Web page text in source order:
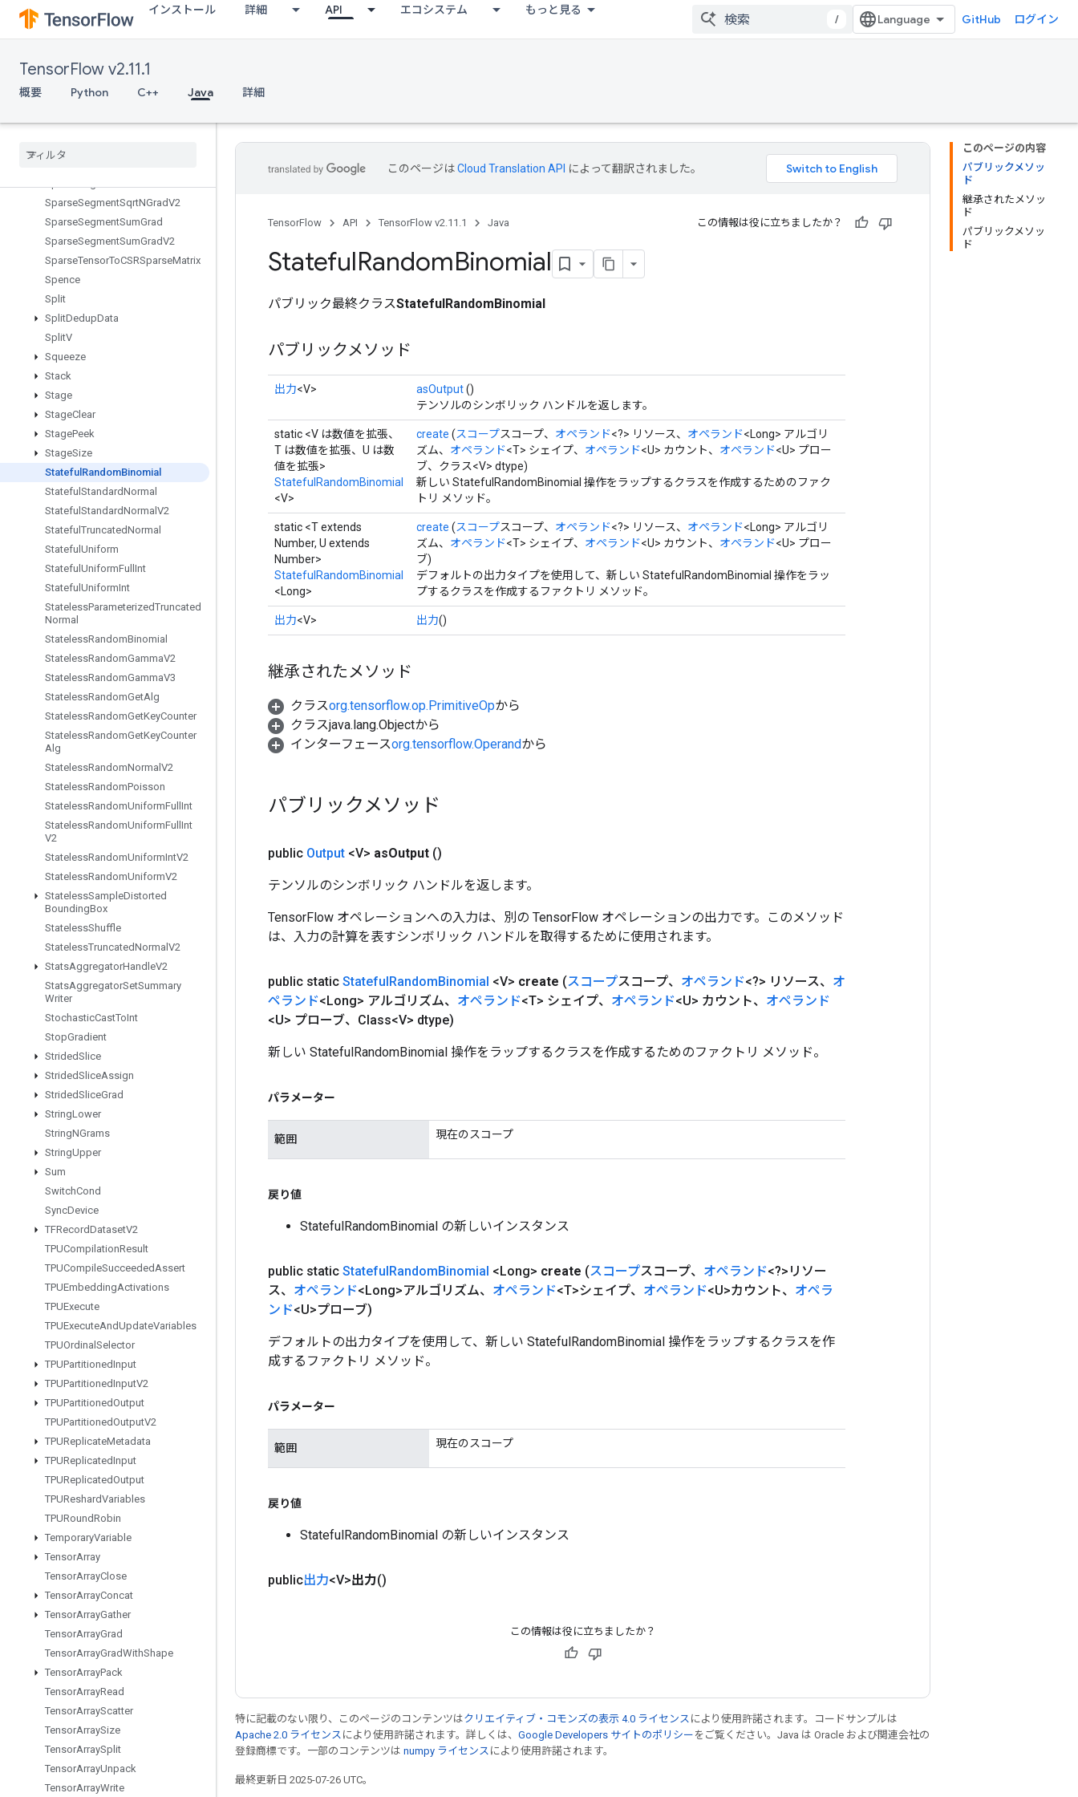
インストール 詳細 API エコシステム もっと見る
/ GitHub ログイン
TensorFlow v2.11.1
概要 Python C++ Java 詳細
SparseMatrixMul
SparseMatrixNNZ
SparseMatrixSoftmax
SparseMatrixSoftmaxGrad
SparseMatrixSparseMatMul
SparseSegmentSqrtNGradV2
SparseSegmentSumGrad
SparseSegmentSumGradV2
SparseTensorToCSRSparseMatrix
Spence
Split
SplitDedupData
SplitV
Squeeze
Stack
Stage
StageClear
StagePeek
StageSize
Stateful RandomBinomial
Stateful StandardNormal
Stateful StandardNormal V2
Stateful TruncatedNormal
Stateful Uniform
Stateful UniformFull Int
Stateful UniformInt
StatelessParameterizedTruncated
Normal
StatelessRandomBinomial
StatelessRandomGammaV2
StatelessRandomGammaV3
StatelessRandomGetAlg
StatelessRandomGetKeyCounter
StatelessRandomGetKeyCounter
Alg
StatelessRandomNormal V2
StatelessRandomPoisson
StatelessRandomUniformFull Int
StatelessRandomUniformFull Int
V2
StatelessRandomUniformIntV2
StatelessRandomUniformV2
StatelessSampleDistorted
BoundingBox
StatelessShuffle
StatelessTruncatedNormal V2
StatsAggregatorHandleV2
StatsAggregatorSetSummary
Writer
StochasticCastToInt
StopGradient
StridedSlice
StridedSliceAssign
StridedSliceGrad
StringLower
StringNGrams
StringUpper
Sum
SwitchCond
SyncDevice
TFRecordDatasetV2
TPUCompilationResult
TPUCompileSucceededAssert
TPUEmbeddingActivations
TPUExecute
TPUExecuteAndUpdateVariables
TPUOrdinal Selector
TPUPartitionedInput
TPUPartitionedInputV2
TPUPartitionedOutput
TPUPartitionedOutputV2
TPUReplicateMetadata
TPUReplicatedInput
TPUReplicatedOutput
TPUReshardVariables
TPURoundRobin
TemporaryVariable
TensorArray
TensorArrayClose
TensorArrayConcat
TensorArrayGather
TensorArrayGrad
TensorArrayGradWithShape
TensorArrayPack
TensorArrayRead
TensorArrayScatter
TensorArraySize
TensorArraySplit
TensorArrayUnpack
TensorArrayWrite
このページの内容
パブリックメソッ
ド
継承されたメソッ
ド
パブリックメソッ
ド
このページはCloud Translation API によって翻訳されました。
TensorFlow API TensorFlow v2.11.1 Java この情報は役に立ちましたか？
StatefulRandomBinomial
パブリック最終クラスStatefulRandomBinomial
パブリックメソッド
出力<V> asOutput()
テンソルのシンボリック ハンドルを返します。
static <V は数値を拡張、
T は数値を拡張、U は数
値を拡張>
StatefulRandomBinomial
<V>
create (スコープスコープ、 オペランド<?> リソース、 オペランド<Long> アルゴリ
ズム、 オペランド<T> シェイプ、 オペランド<U> カウント、 オペランド<U> プロー
ブ、クラス<V> dtype)
新しい StatefulRandomBinomial 操作をラップするクラスを作成するためのファク
トリ メソッド。
static <T extends
Number, U extends
Number>
StatefulRandomBinomial
<Long>
create (スコープスコープ、 オペランド<?> リソース、 オペランド<Long> アルゴリ
ズム、 オペランド<T> シェイプ、 オペランド<U> カウント、 オペランド<U> プロー
ブ)
デフォルトの出力タイプを使用して、新しい StatefulRandomBinomial 操作をラッ
プするクラスを作成するファクトリ メソッド。
出力<V> 出力()
継承されたメソッド
クラスorg.tensorflow.op.PrimitiveOpから
クラスjava.lang.Objectから
インターフェースorg.tensorflow.Operandから
パブリックメソッド
public Output <V> asOutput ()
テンソルのシンボリック ハンドルを返します。
TensorFlow オペレーションへの入力は、別の TensorFlow オペレーションの出力です。このメソッド
は、入力の計算を表すシンボリック ハンドルを取得するために使用されます。
public static StatefulRandomBinomial <V> create (スコープスコープ、 オペランド<?> リソース、 オ
ペランド<Long> アルゴリズム、 オペランド<T> シェイプ、 オペランド<U> カウント、 オペランド
<U> プローブ、Class<V> dtype)
新しい StatefulRandomBinomial 操作をラップするクラスを作成するためのファクトリ メソッド。
パラメーター
範囲 現在のスコープ
戻り値
StatefulRandomBinomial の新しいインスタンス
public static StatefulRandomBinomial <Long> create (スコープスコープ、 オペランド<?>リソー
ス、 オペランド<Long>アルゴリズム、 オペランド<T>シェイプ、 オペランド<U>カウント、 オペラ
ンド<U>プローブ)
デフォルトの出力タイプを使用して、新しい StatefulRandomBinomial 操作をラップするクラスを作
成するファクトリ メソッド。
パラメーター
範囲 現在のスコープ
戻り値
StatefulRandomBinomial の新しいインスタンス
public出力<V>出力()
この情報は役に立ちましたか？
特に記載のない限り、このページのコンテンツはクリエイティブ・コモンズの表示 4.0 ライセンス により使用許諾されます。コードサンプルは
Apache 2.0 ライセンス により使用許諾されます。詳しくは、 Google Developers サイトのポリシー をご覧ください。Java は Oracle および関連会社の
登録商標です。一部のコンテンツは numpy ライセンス により使用許諾されます。
最終更新日 2025-07-26 UTC。